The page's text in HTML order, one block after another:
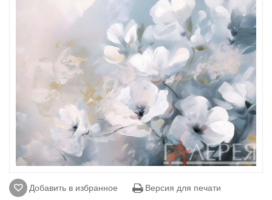
Добавить в избранное Версия для печати